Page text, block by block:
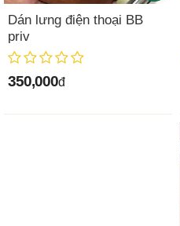
Dán lưng điện thoại BB
priv
350,000đ